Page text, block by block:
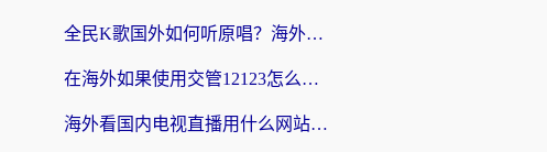
全民K歌国外如何听原唱？海外党亲测有效的回国加速器选择指南
在海外如果使用交管12123怎么处理？留学生亲测有效的回国加速方案
海外看国内电视直播用什么网站比较好？一篇解决你所有追剧难题的实用指南